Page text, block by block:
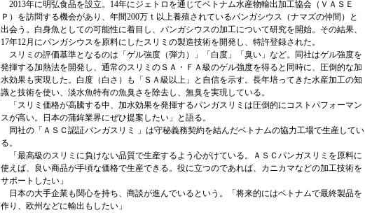
2013年に明弘食品を設立。14年にジェトロを通じてベトナム水産物輸出加工協会（ＶＡＳＥ
Ｐ）を訪問する機会があり、年間200万ｔ以上養殖されているパンガシウス（ナマズの仲間）と
出会う。白身魚としての可能性に着目し、パンガシウスの加工について研究を開始。その結果、
17年12月にパンガシウスを原料にしたスリミの製造技術を開発し、特許登録された。
スリミの評価基準となるのは「ゲル強度（弾力）」「白度」「臭い」など。同社はゲル強度を
発揮する加熱法を開発し、通常のスリミのＳＡ・ＦＡ級のゲル強度を得ると同時に、圧倒的な加
水効果も実現した。白度（白さ）も「ＳＡ級以上」と自信を示す。長年培ってきた水産加工の知
識と技術を使い、淡水魚特有の魚臭さを除去し、無臭を実現している。
「スリミ価格が高騰する中、加水効果を発揮するパンガスリミは圧倒的にコストパフォーマン
スが高い。日本の蒲鉾業界にぜひ提案したい」と語る。
同社の「ＡＳＣ認証パンガスリミ 」は守秘義務契約を結んだベトナムの協力工場で生産してい
る。
「最高級のスリミに負けない品質で生産するよう心がけている。ＡＳＣパンガスリミを原料に
使えば、良い商品が手頃な価格で生産できる。役に立つのであれば、カニカマなどの加工技術を
サポートしたい」
日本の大手企業も関心を持ち、商談が進んでいるという。「将来的にはベトナムで最終製品を
作り、欧州などに輸出もしたい」